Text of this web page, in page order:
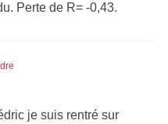
Perte de R= -0,43.
je suis rentré sur